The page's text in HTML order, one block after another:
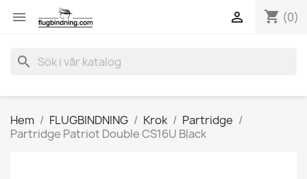
 shopping_cart (0)

search
Hem FLUGBINDNING Krok
Partridge
Partridge Patriot Double CS16U Black